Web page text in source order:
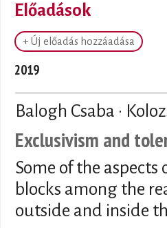
Előadások
+ Új előadás hozzáadása
2019
Balogh Csaba ·
Exclusivism and
Some of the
blocks among the
outside and inside